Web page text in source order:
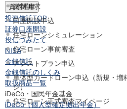
資産運用
投資信託TOP
証券口座開設
投信つみたて
NISA
金銭信託
金銭信託のしくみ
取扱商品一覧
iDeCo・国民年金基金
iDeCo（個人型確定拠出年金）
資料請求
口座開設申込
住宅ローンシミュレーション
住宅ローン事前審査
アシストプラン申込
単体型カードローン申込（新規・増
ジ）
住宅ローン正式審査マイページ